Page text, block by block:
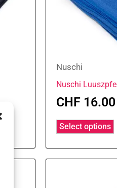
Nuschi
Nuschi Luuszpfe
CHF 16.00
Select options